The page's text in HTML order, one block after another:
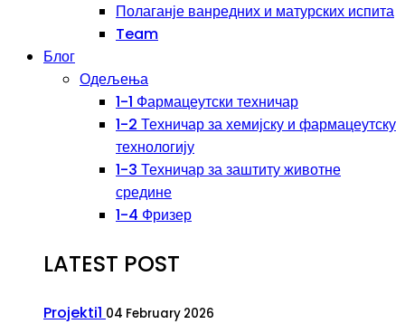
Полаганје ванредних и матурских испита
Team
Блог
Одељења
1-1 Фармацеутски техничар
1-2 Техничар за хемијску и фармацеутску
технологију
1-3 Техничар за заштиту животне
средине
1-4 Фризер
LATEST POST
Projekti1 04 February 2026